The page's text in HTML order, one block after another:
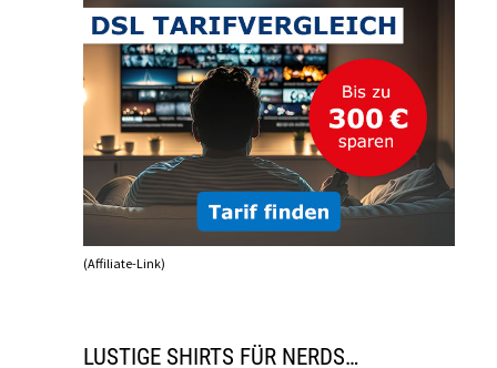
(Affiliate-Link)
LUSTIGE SHIRTS FÜR NERDS…